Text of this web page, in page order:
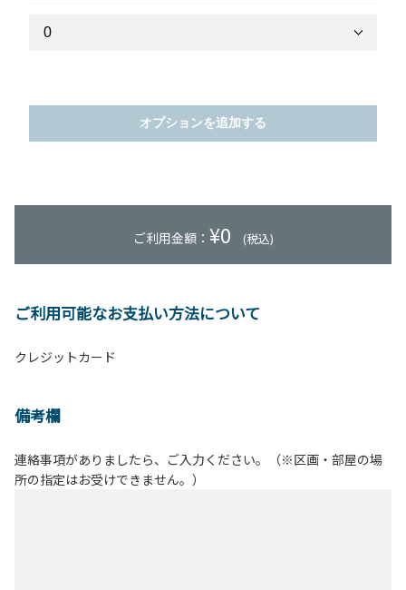
オプションを追加する
ご利用金額： ¥0 (税込)
ご利用可能なお支払い方法について
クレジットカード
備考欄
連絡事項がありましたら、ご入力ください。（※区画・部屋の場
所の指定はお受けできません。）